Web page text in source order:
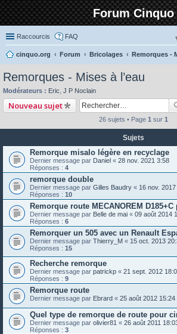
Forum Cinquo
Raccourcis FAQ
cinquo.org Forum Bricolages
Remorques -
Remorques - Mises à l’eau
Modérateurs : Eric J P Noclain
Nouveau sujet
26 sujets • Page 1 sur 1
Sujets
Remorque misalo légère en recyclage
Dernier message par Daniel « 28 nov. 2021 3:58
Réponses : 4
remorque double
Dernier message par Gilles Baudry « 16 nov.
Réponses : 10
Remorque route MECANOREM D185+C
Dernier message par Belle de mai « 09 août 2014
Réponses : 6
Remorquer un 505 avec un Renault
Dernier message par Thierry_M « 15 oct. 2013
Réponses : 15
Recherche remorque
Dernier message par patrickp « 21 sept. 2012
Réponses : 9
Remorque route
Dernier message par Ebrard « 25 août 2012 15:24
Quel type de remorque de route pour
Dernier message par olivier81 « 26 août 2011
Réponses : 3